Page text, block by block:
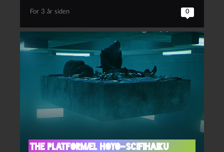
For 3 år siden 0
The Platform/El Hoyo-scifihaiku